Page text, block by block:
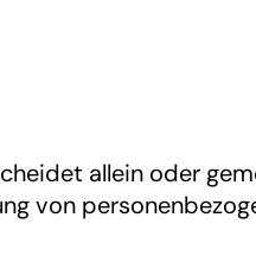
allein oder
von